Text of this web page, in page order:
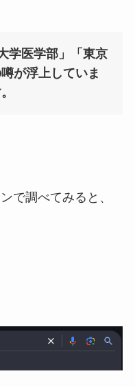
学医学部」「東京
が浮上していま
で調べてみると、